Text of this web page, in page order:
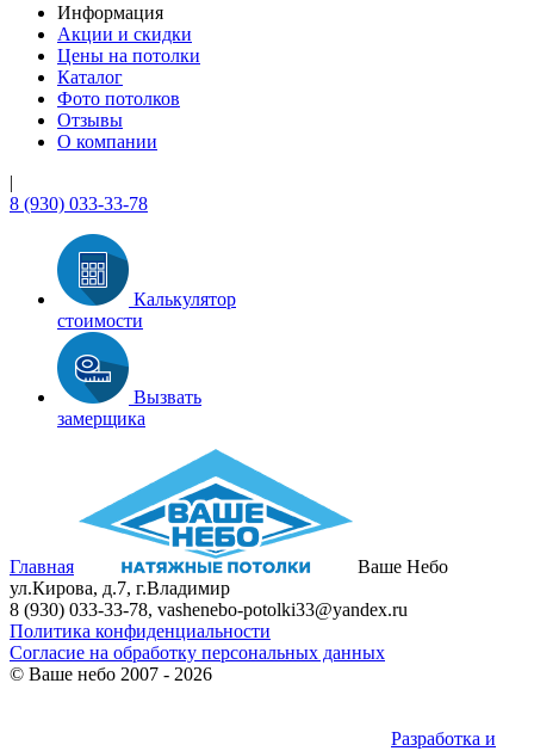
Информация
Акции и скидки
Цены на потолки
Каталог
Фото потолков
Отзывы
О компании
|
8 (930) 033-33-78
Калькулятор
стоимости
Вызвать
замерщика
Главная
Ваше Небо
ул.Кирова, д.7, г.Владимир
8 (930) 033-33-78, vashenebo-potolki33@yandex.ru
Политика конфиденциальности
Согласие на обработку персональных данных
© Ваше небо 2007 - 2026
Разработка и